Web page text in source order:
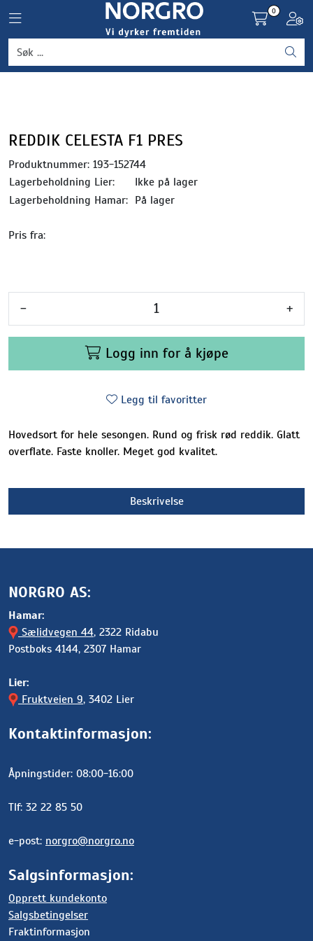
Toggle navigation
0
REDDIK CELESTA F1 PRES
Produktnummer: 193-152744
Lagerbeholdning Lier:
Ikke på lager
Lagerbeholdning Hamar: På lager
Pris fra:
- +
Logg inn for å kjøpe
Legg til favoritter
Hovedsort for hele sesongen. Rund og frisk rød reddik. Glatt
overflate. Faste knoller. Meget god kvalitet.
Beskrivelse
NORGRO AS:
Hamar:
Sælidvegen 44, 2322 Ridabu
Postboks 4144, 2307 Hamar
Lier:
Fruktveien 9, 3402 Lier
Kontaktinformasjon:
Åpningstider: 08:00-16:00
Tlf: 32 22 85 50
e-post: norgro@norgro.no
Salgsinformasjon:
Opprett kundekonto
Salgsbetingelser
Fraktinformasjon
Grønnsaker
Frukt og bær